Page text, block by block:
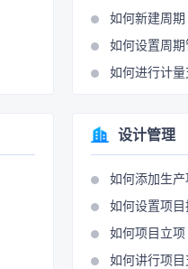
如何新建周期
如何设置周
如何进行计
设计管理
如何添加生产
如何设置项
如何项目立项
如何讲行项